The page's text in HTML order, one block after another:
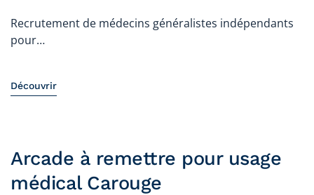
Recrutement de médecins généralistes indépendants
pour…
Découvrir
Arcade à remettre pour usage
médical Carouge